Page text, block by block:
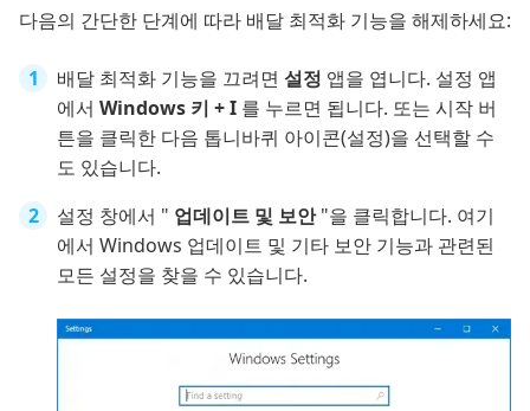
다음의 간단한 단계에 따라 배달 최적화 기능을 해제하세요:
배달 최적화 기능을 끄려면 설정 앱을 엽니다. 설정 앱
에서 Windows 키 + I 를 누르면 됩니다. 또는 시작 버
튼을 클릭한 다음 톱니바퀴 아이콘(설정)을 선택할 수
도 있습니다.
설정 창에서 " 업데이트 및 보안"을 클릭합니다. 여기
에서 Windows 업데이트 및 기타 보안 기능과 관련된
모든 설정을 찾을 수 있습니다.